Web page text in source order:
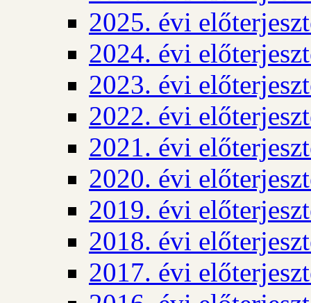
2025. évi
2024. évi
2023. évi
2022. évi
2021. évi
2020. évi
2019. évi
2018. évi
2017. évi